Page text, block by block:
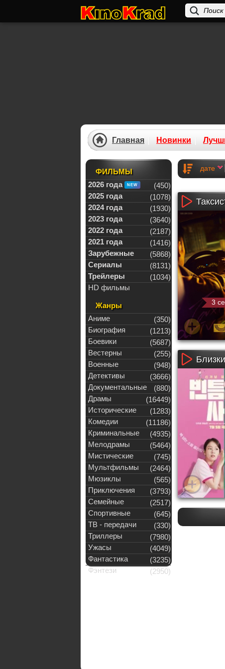
дате
3
ФИЛЬМЫ
2026 года
(450)
2025 года
(1078)
2024 года
(1930)
2023 года
(3640)
2022 года
(2187)
2021 года
(1416)
Зарубежные
(5868)
Сериалы
(8131)
Трейлеры
(1034)
HD фильмы
Жанры
Аниме
(350)
Биография
(1213)
Боевики
(5687)
Вестерны
(255)
Военные
(948)
Детективы
(3666)
Документальные
(880)
Драмы
(16449)
Исторические
(1283)
Комедии
(11186)
Криминальные
(4935)
Мелодрамы
(5464)
Мистические
(745)
Мультфильмы
(2464)
Мюзиклы
(565)
Приключения
(3793)
Семейные
(2517)
Спортивные
(645)
ТВ - передачи
(330)
Триллеры
(7980)
Ужасы
(4049)
Фантастика
(3235)
Фэнтези
(2950)
Главная Новинки